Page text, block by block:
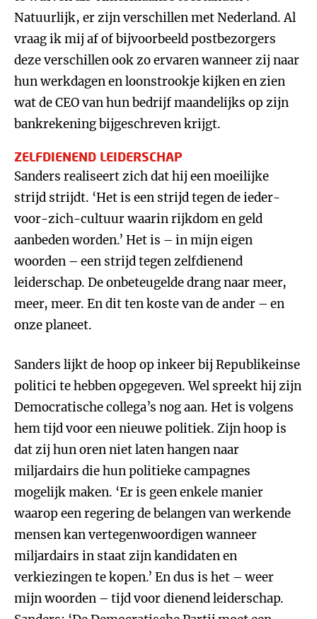
Natuurlijk, er zijn verschillen met Nederland. Al
vraag ik mij af of bijvoorbeeld postbezorgers
deze verschillen ook zo ervaren wanneer zij naar
hun werkdagen en loonstrookje kijken en zien
wat de CEO van hun bedrijf maandelijks op zijn
bankrekening bijgeschreven krijgt.
ZELFDIENEND LEIDERSCHAP
Sanders realiseert zich dat hij een moeilijke
strijd strijdt. ‘Het is een strijd tegen de ieder-
voor-zich-cultuur waarin rijkdom en geld
aanbeden worden.’ Het is – in mijn eigen
woorden – een strijd tegen zelfdienend
leiderschap. De onbeteugelde drang naar meer,
meer, meer. En dit ten koste van de ander – en
onze planeet.
Sanders lijkt de hoop op inkeer bij Republikeinse
politici te hebben opgegeven. Wel spreekt hij zijn
Democratische collega’s nog aan. Het is volgens
hem tijd voor een nieuwe politiek. Zijn hoop is
dat zij hun oren niet laten hangen naar
miljardairs die hun politieke campagnes
mogelijk maken. ‘Er is geen enkele manier
waarop een regering de belangen van werkende
mensen kan vertegenwoordigen wanneer
miljardairs in staat zijn kandidaten en
verkiezingen te kopen.’ En dus is het – weer
mijn woorden – tijd voor dienend leiderschap.